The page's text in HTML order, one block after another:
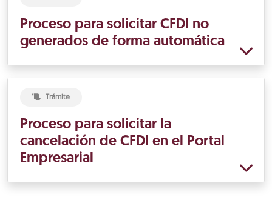
Proceso para solicitar CFDI no
generados de forma automática
Trámite
Proceso para solicitar la
cancelación de CFDI en el Portal
Empresarial